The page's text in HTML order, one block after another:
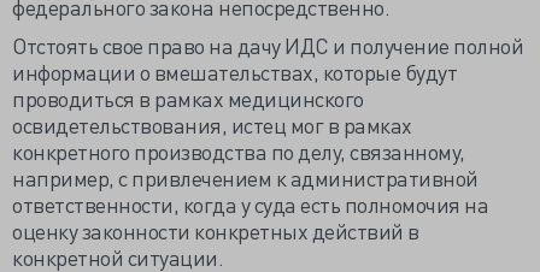
федерального закона непосредственно.
Отстоять свое право на дачу ИДС и получение полной
информации о вмешательствах, которые будут
проводиться в рамках медицинского
освидетельствования, истец мог в рамках
конкретного производства по делу, связанному,
например, с привлечением к административной
ответственности, когда у суда есть полномочия на
оценку законности конкретных действий в
конкретной ситуации.